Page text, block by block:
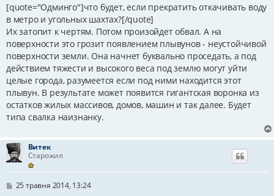
в
і
д
о
м
л
е
н
н
я
[quote="Одминго"]что будет, если прекратить откачивать воду
в метро и угольных шахтах?[/quote]
Их затопит к чертям. Потом произойдет обвал. А на
поверхности это грозит появлением плывунов - неустойчивой
поверхности земли. Она начнет буквально проседать, а под
действием тяжести и высокого веса под землю могут уйти
целые города, разумеется если под ними находится этот
плывун. В результате может появится гигантская воронка из
остатков жилых массивов, домов, машин и так далее. Будет
типа свалка наизнанку.
Витек
Старожил
П
25 травня 2014, 13:24